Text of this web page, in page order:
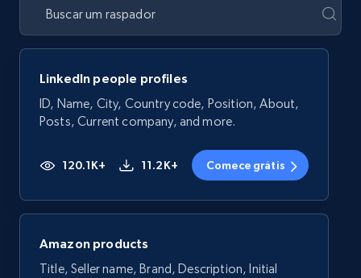
LinkedIn people profiles
ID, Name, City, Country code, Position, About,
Posts, Current company, and more.
120.1K+ 11.2K+ Comece grátis
Amazon products
Title, Seller name, Brand, Description, Initial